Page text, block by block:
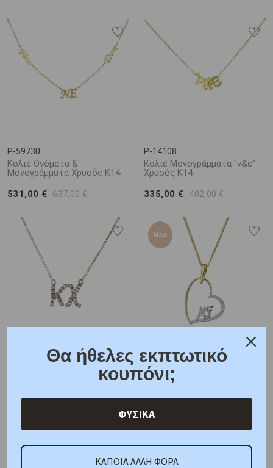
P-59730
Κολιέ Ονόματα &
Μονογράμματα Χρυσός Κ14
531,00 € 637,00 €
P-14108
Κολιέ Μονογράμματα "ν&ε"
Χρυσός Κ14
335,00 € 402,00 €
Κολιέ Μονογράμματα "ΚΧ"
Ροζ Χρυσός Κ14 με Ζιργκόν
Νέο
P-11906
Μενταγιόν Καρδιά &
Μονογράμματα Χρυσός &
Λευκόχρυσος Κ14
Θα ήθελες εκπτωτικό
κουπόνι;
ΦΥΣΙΚΑ
ΚΑΠΟΙΑ ΑΛΛΗ ΦΟΡΑ